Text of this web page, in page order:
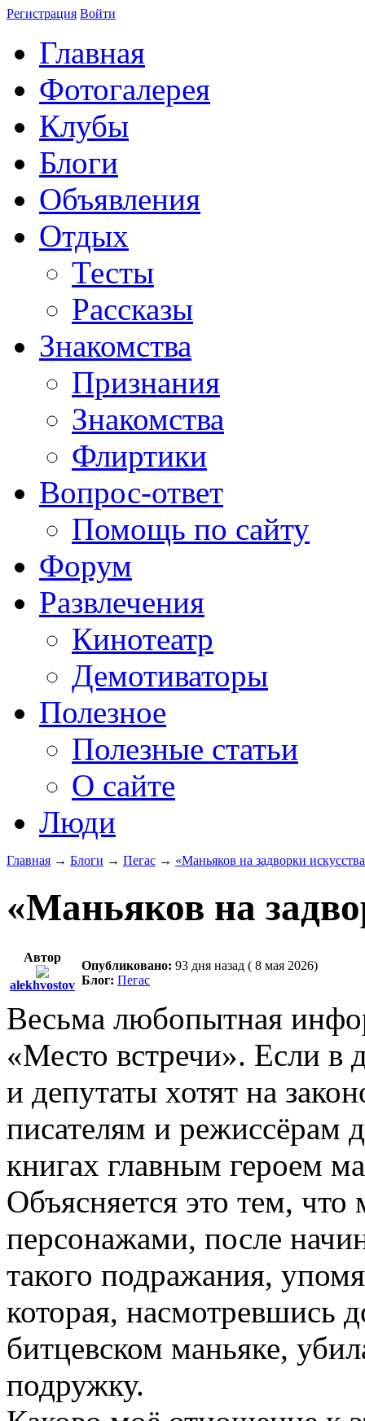
Регистрация Войти
Главная
Фотогалерея
Клубы
Блоги
Объявления
Отдых
Тесты
Рассказы
Знакомства
Признания
Знакомства
Флиртики
Вопрос-ответ
Помощь по сайту
Форум
Развлечения
Кинотеатр
Демотиваторы
Полезное
Полезные статьи
О сайте
Люди
Главная → Блоги → Пегас → «Маньяков на задворки
«Маньяков на
Автор
alekhvostov
Опубликовано: 93 дня назад ( 8 мая 2026)
Блог: Пегас
Весьма любопытная
«Место встречи». Если в
и депутаты хотят на
писателям и режиссёрам
книгах главным героем
Объясняется это тем,
персонажами, после
такого подражания,
которая, насмотревшись
битцевском маньяке,
подружку.